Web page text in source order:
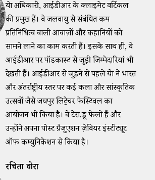
श्रेया अधिकारी, आईडीआर के क्लाइमेट वर्टिकल
की प्रमुख हैं। वे जलवायु से संबंधित कम
प्रतिनिधित्व वाली आवाज़ों और कहानियों को
सामने लाने का काम करती हैं। इसके साथ ही, वे
आईडीआर पर पॉडकास्ट से जुड़ी जिम्मेदारियां भी
देखती हैं। आईडीआर से जुड़ने से पहले श्रेया ने भारत
और अंतर्राष्ट्रीय स्तर पर कई कला और सांस्कृतिक
उत्सवों जैसे जयपुर लिट्रेचर फ़ेस्टिवल का
आयोजन भी किया है। वे टेरा.डू फेलो हैं और
उन्होंने अपना पोस्ट ग्रैजुएशन ज़ेवियर इंस्टीट्यूट
ऑफ कम्युनिकेशन से किया है।
रचिता वोरा